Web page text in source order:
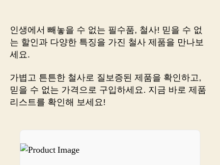
멋
진
작
판
매
인생에서 빼놓을 수 없는 필수품, 철사! 믿을 수 없
는 할인과 다양한 특징을 가진 철사 제품을 만나보
세요.
가볍고 튼튼한 철사로 질보증된 제품을 확인하고,
믿을 수 없는 가격으로 구입하세요. 지금 바로 제품
리스트를 확인해 보세요!